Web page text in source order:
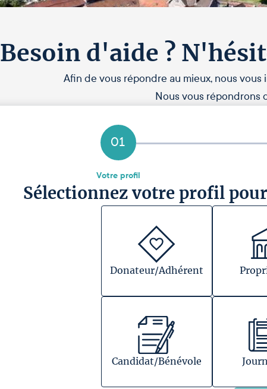
Besoin d'aide ?
Afin de vous répondre au mieux, nous
Nous vous répondrons
01
Votre profil
Sélectionnez votre profil
Donateur/Adhérent
Candidat/Bénévole